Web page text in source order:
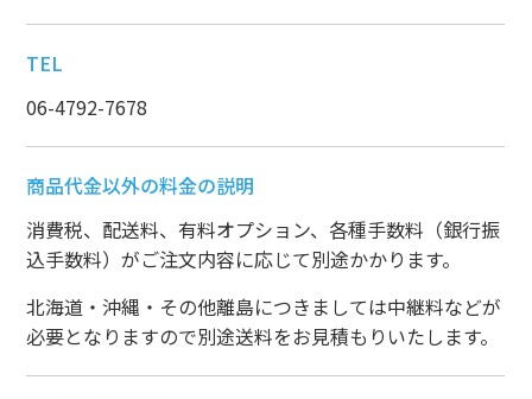
TEL
06-4792-7678
商品代金以外の料金の説明
消費税、配送料、有料オプション、各種手数料（銀行振
込手数料）がご注文内容に応じて別途かかります。
北海道・沖縄・その他離島につきましては中継料などが
必要となりますので別途送料をお見積もりいたします。